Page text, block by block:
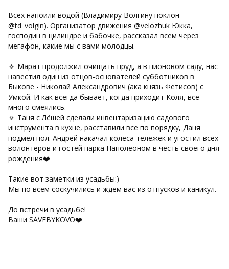
Всех напоили водой (Владимиру Волгину поклон
@td_volgin). Организатор движения @velozhuk Юкка,
господин в цилиндре и бабочке, рассказал всем через
мегафон, какие мы с вами молодцы.
🔅 Марат продолжил очищать пруд, а в пионовом саду, нас
навестил один из отцов-основателей субботников в
Быкове - Николай Александрович (ака князь Фетисов) с
Умкой. И как всегда бывает, когда приходит Коля, все
много смеялись.
🔅 Таня с Лёшей сделали инвентаризацию садового
инструмента в кухне, расставили все по порядку, Даня
подмел пол. Андрей накачал колеса тележек и угостил всех
волонтеров и гостей парка Наполеоном в честь своего дня
рождения❤️
Такие вот заметки из усадьбы:)
Мы по всем соскучились и ждём вас из отпусков и каникул.
До встречи в усадьбе!
Ваши SAVEBYKOVO❤️